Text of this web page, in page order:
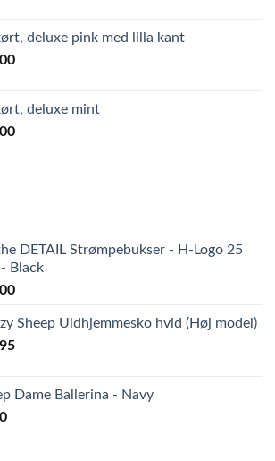
deluxe pink med lilla kant
deluxe mint
DETAIL Strømpebukser - H-Logo 25
Black
Sheep Uldhjemmesko hvid (Høj model)
Dame Ballerina - Navy